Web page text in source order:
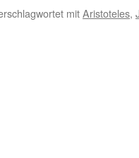
mitAristoteles,